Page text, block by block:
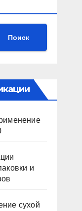
Поиск
и
сухой